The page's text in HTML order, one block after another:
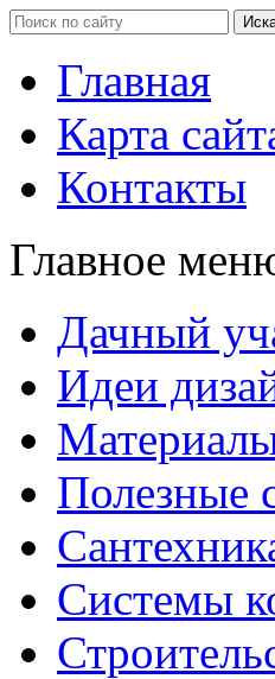
Главная
Карта
Контакты
Главное
Дачный
Идеи
Полезные
Системы